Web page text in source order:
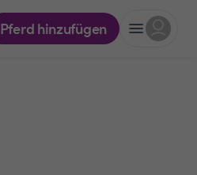
Pferd hinzufügen